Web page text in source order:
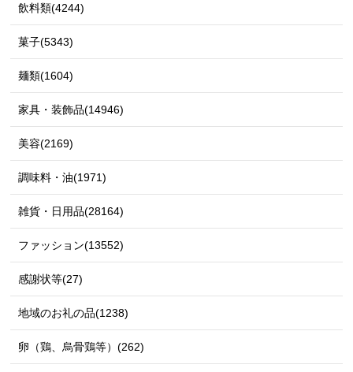
飲料類(4244)
菓子(5343)
麺類(1604)
家具・装飾品(14946)
美容(2169)
調味料・油(1971)
雑貨・日用品(28164)
ファッション(13552)
感謝状等(27)
地域のお礼の品(1238)
卵（鶏、烏骨鶏等）(262)